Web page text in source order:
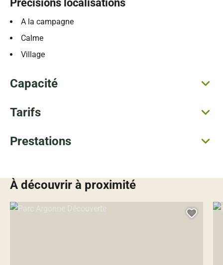
Précisions localisations
A la campagne
Calme
Village
Capacité
Tarifs
Prestations
À découvrir à proximité
Parc Argonne Découverte, © Droits gérés – Clara CZARNY